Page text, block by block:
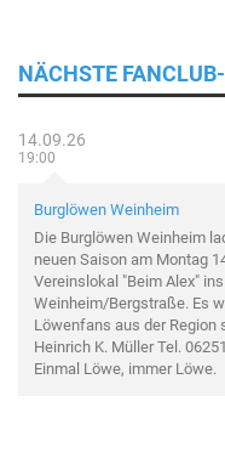
NÄCHSTE
14.09.26
19:00
Burglöwen Weinheim
Die Burglöwen Weinheim
neuen Saison am Montag
Vereinslokal "Beim Alex"
Weinheim/Bergstraße. Es
Löwenfans aus der Region
Heinrich K. Müller Tel.
Einmal Löwe, immer Löwe.